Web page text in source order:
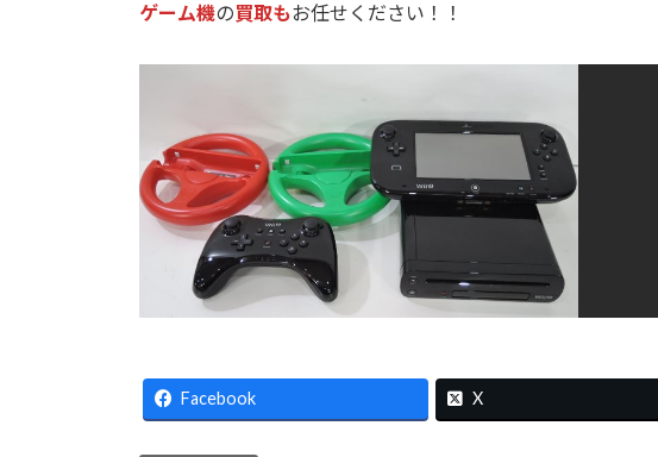
ゲーム機の買取もお任せください！！
Facebook X